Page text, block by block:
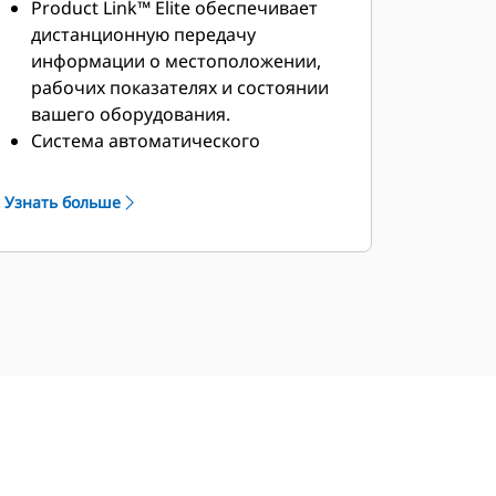
Product Link™ Elite обеспечивает
дистанционную передачу
информации о местоположении,
рабочих показателях и состоянии
вашего оборудования.
Система автоматического
(дополнительно) повышает
нагрузку на оператора за счет
Узнать больше